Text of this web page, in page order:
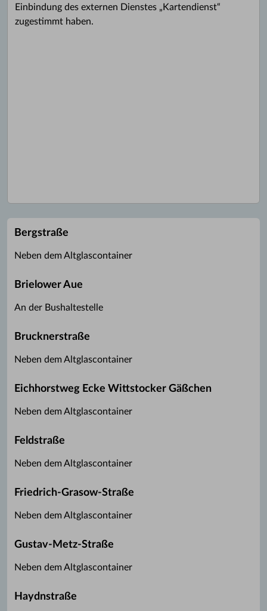
Einbindung des externen Dienstes „Kartendienst“
zugestimmt haben.
Bergstraße
Neben dem Altglascontainer
Brielower Aue
An der Bushaltestelle
Brucknerstraße
Neben dem Altglascontainer
Eichhorstweg Ecke Wittstocker Gäßchen
Neben dem Altglascontainer
Feldstraße
Neben dem Altglascontainer
Friedrich-Grasow-Straße
Neben dem Altglascontainer
Gustav-Metz-Straße
Neben dem Altglascontainer
Haydnstraße